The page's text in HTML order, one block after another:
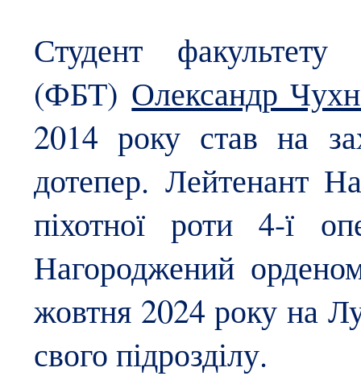
Студент факультету
(ФБТ) Олександр
2014 року став на
дотепер. Лейтенант
піхотної роти 4-ї
Нагороджений
жовтня 2024 року на
свого підрозділу.